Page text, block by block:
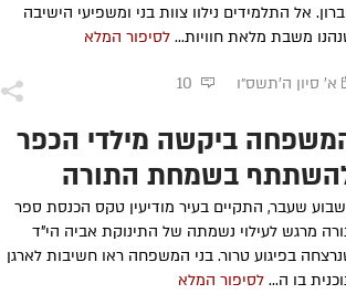
אל התלמידים נילוו צוות בני ומשפיעי הישיבה
משבת מלאת חוויות... לסיפור המלא
א' סיון ה׳תשס״ו 10
ביקשה מילדי הכפר
בשמחת התורה
שעבר, התקיים בעיר מודיעין טקס הכנסת ספר
מרגש לעילוי נשמתה של התינוקת אביה הי"ד
בפיגוע טרור. בני המשפחה ראו חשיבות לארגן
בו ה... לסיפור המלא
ע״ה-
תשס"ו
- תשס"א
הרה"ח משה לונדי ע״ה- תשס"א
מרת צביה מרגולין ע״ה
מרת שרה פעשא הרליק ע״ה-
תשמ"ח
הרה"ח שלמה פישמאן ע״ה-
תשמ"ו